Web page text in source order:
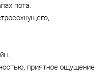
пота.
приятное ощущение